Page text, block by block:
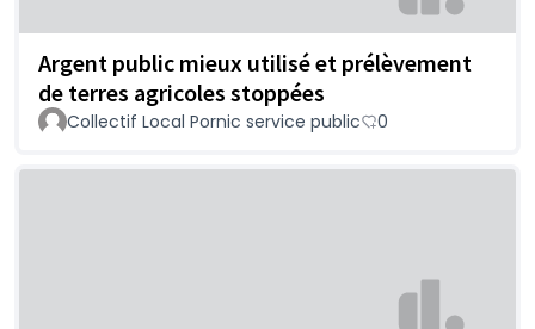
Argent public mieux utilisé et prélèvement
de terres agricoles stoppées
Collectif Local Pornic service public 0